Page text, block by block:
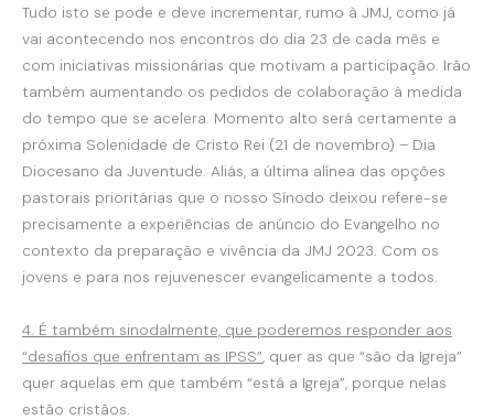
Tudo isto se pode e deve incrementar, rumo à JMJ, como já
vai acontecendo nos encontros do dia 23 de cada mês e
com iniciativas missionárias que motivam a participação. Irão
também aumentando os pedidos de colaboração à medida
do tempo que se acelera. Momento alto será certamente a
próxima Solenidade de Cristo Rei (21 de novembro) – Dia
Diocesano da Juventude. Aliás, a última alínea das opções
pastorais prioritárias que o nosso Sínodo deixou refere-se
precisamente a experiências de anúncio do Evangelho no
contexto da preparação e vivência da JMJ 2023. Com os
jovens e para nos rejuvenescer evangelicamente a todos.
4. É também sinodalmente, que poderemos responder aos
“desafios que enfrentam as IPSS” , quer as que “são da Igreja”
quer aquelas em que também “está a Igreja”, porque nelas
estão cristãos.